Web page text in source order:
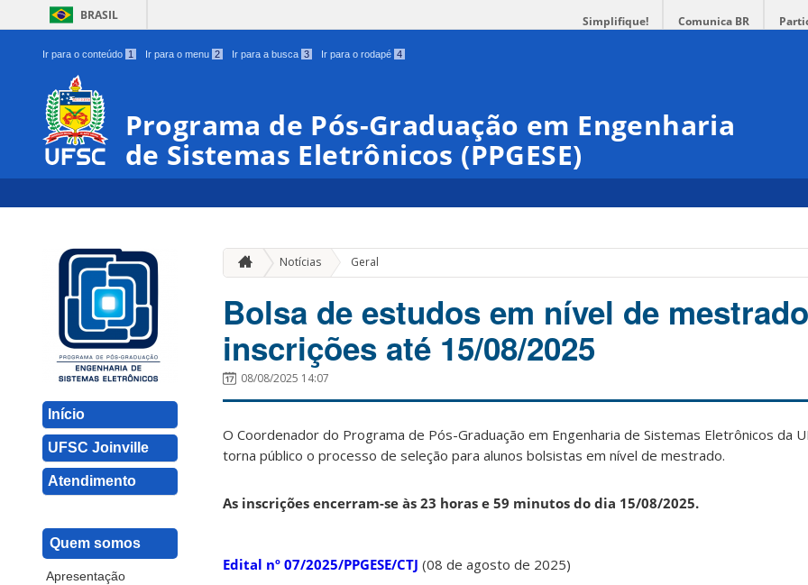
BRASIL Simplifique! Comunica BR
Ir para o conteúdo 1 Ir para o menu 2 Ir para a busca 3 Ir para o rodapé 4
Programa de Pós-Graduação em Engenharia
de Sistemas Eletrônicos (PPGESE)
Início
UFSC Joinville
Atendimento
Quem somos
Apresentação
Notícias Geral
Bolsa de estudos em nível de
inscrições até 15/08/2025
08/08/2025 14:07
O Coordenador do Programa de Pós-Graduação em Engenharia de Sistemas Eletrônicos da
torna público o processo de seleção para alunos bolsistas em nível de mestrado.
As inscrições encerram-se às 23 horas e 59 minutos do dia 15/08/2025.
Edital nº 07/2025/PPGESE/CTJ (08 de agosto de 2025)